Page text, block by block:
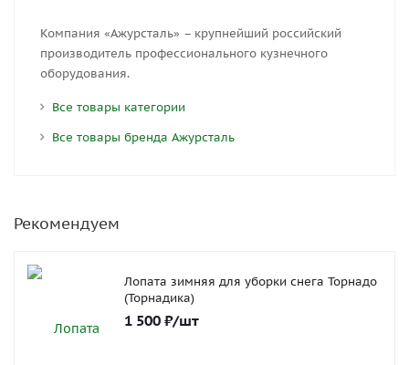
Компания «Ажурсталь» – крупнейший российский
производитель профессионального кузнечного
оборудования.
Все товары категории
Все товары бренда Ажурсталь
Рекомендуем
Лопата зимняя для уборки снега Торнадо
(Торнадика)
1 500 ₽/шт